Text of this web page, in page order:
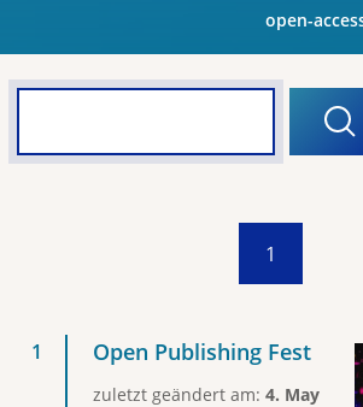
open-
1
Open Publishing Fest
zuletzt geändert am: 4. May